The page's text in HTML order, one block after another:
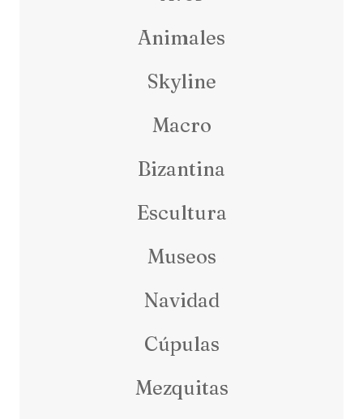
Animales
Skyline
Macro
Bizantina
Escultura
Museos
Navidad
Cúpulas
Mezquitas